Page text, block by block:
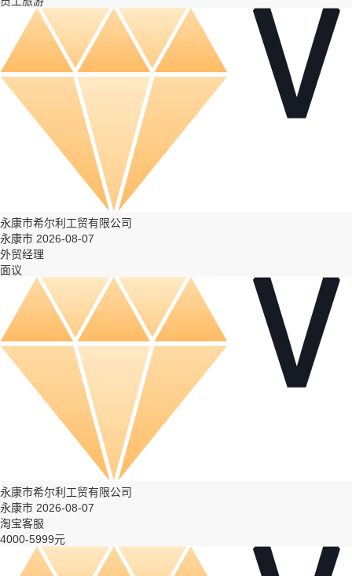
永康市希尔利工贸有限公司
永康市 2026-08-07
外贸经理
面议
永康市希尔利工贸有限公司
永康市 2026-08-07
淘宝客服
4000-5999元